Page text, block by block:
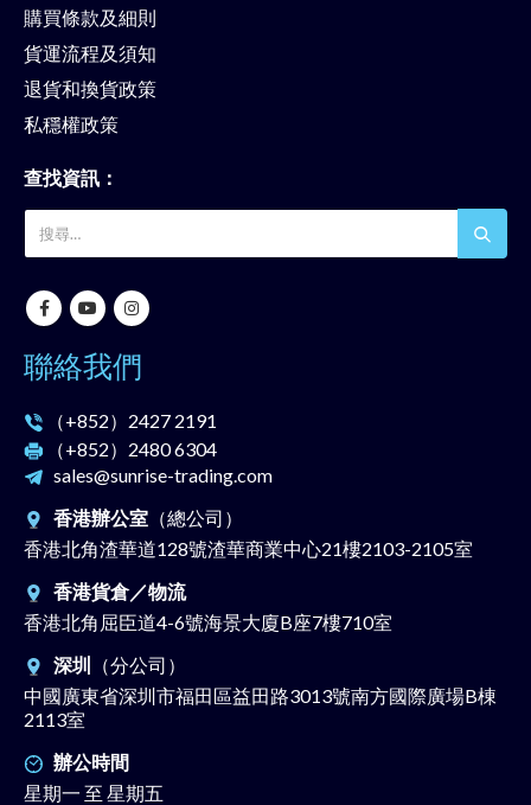
購買條款及細則
貨運流程及須知
退貨和換貨政策
私穩權政策
查找資訊：
聯絡我們
（+852） 2427 2191
（+852） 2480 6304
sales@sunrise-trading.com
香港辦公室 （總公司）
香港北角渣華道128號渣華商業中心21樓2103-2105室
香港貨倉／物流
香港北角屈臣道4-6號海景大廈B座7樓710室
深圳
（分公司）
中國廣東省深圳市福田區益田路3013號南方國際廣場B棟
2113室
辦公時間
星期一 至 星期五